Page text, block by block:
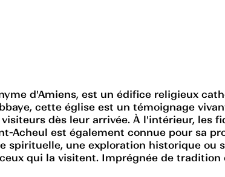
d'Amiens, est un édifice religieux
cette église est un témoignage
dès leur arrivée. À l'intérieur, les
Acheul est également connue pour sa
spirituelle, une exploration historique
qui la visitent. Imprégnée de